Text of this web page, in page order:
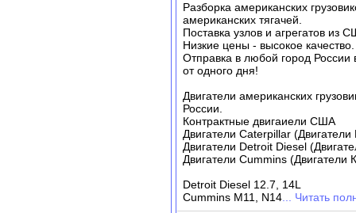
Разборка американских
американских тягачей.
Поставка узлов и агрегатов из
Низкие цены - высокое качество.
Отправка в любой город России
от одного дня!
Двигатели американских
России.
Контрактные двигаиели США
Двигатели Caterpillar
Двигатели Detroit Diesel
Двигатели Cummins (Двигатели
Detroit Diesel 12.7, 14L
Cummins M11, N14 ... Читать